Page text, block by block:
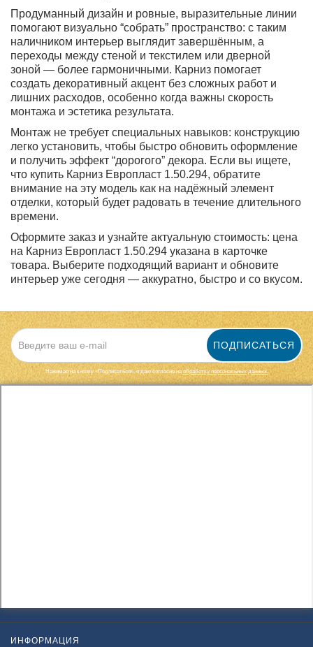
Продуманный дизайн и ровные, выразительные линии
помогают визуально “собрать” пространство: с таким
наличником интерьер выглядит завершённым, а
переходы между стеной и текстилем или дверной
зоной — более гармоничными. Карниз помогает
создать декоративный акцент без сложных работ и
лишних расходов, особенно когда важны скорость
монтажа и эстетика результата.
Монтаж не требует специальных навыков: конструкцию
легко установить, чтобы быстро обновить оформление
и получить эффект “дорогого” декора. Если вы ищете,
что купить Карниз Европласт 1.50.294, обратите
внимание на эту модель как на надёжный элемент
отделки, который будет радовать в течение длительного
времени.
Оформите заказ и узнайте актуальную стоимость: цена
на Карниз Европласт 1.50.294 указана в карточке
товара. Выберите подходящий вариант и обновите
интерьер уже сегодня — аккуратно, быстро и со вкусом.
ПОДПИСАТЬСЯ
Нажимая на кнопку «Подписаться», я даю cогласие наобработку персональных данных.
ИНФОРМАЦИЯ